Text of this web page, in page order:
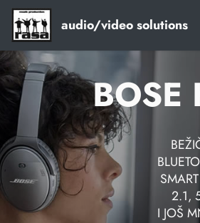
audio/video solutions
BOSE
2.1,
I JOŠ